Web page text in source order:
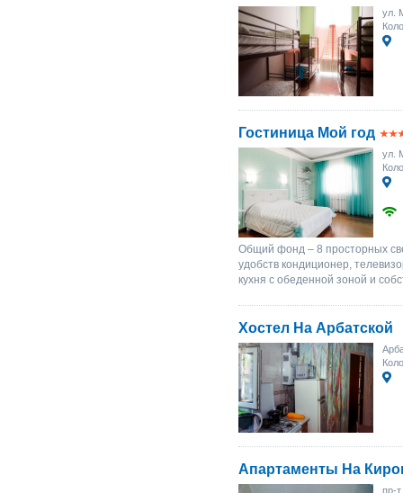
ул.
Гостиница Мой год
ул.
Общий фонд – 8 просторных
удобств кондиционер,
кухня с обеденной зоной и
Хостел На Арбатской
Апартаменты На
пр-